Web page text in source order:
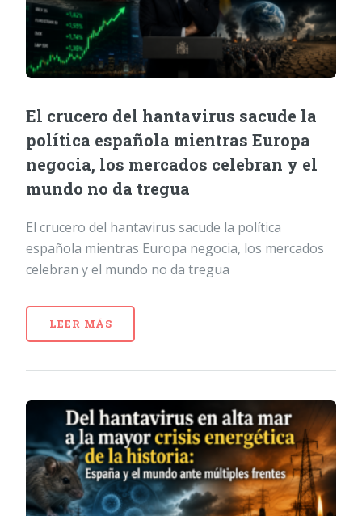
El crucero del hantavirus sacude la
política española mientras Europa
negocia, los mercados celebran y el
mundo no da tregua
El crucero del hantavirus sacude la política
española mientras Europa negocia, los mercados
celebran y el mundo no da tregua
LEER MÁS